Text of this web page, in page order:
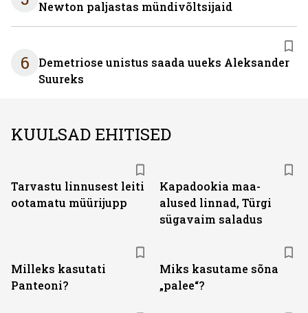
Newton paljastas mündivõltsijaid
6
Demetriose unistus saada uueks Aleksander
Suureks
KUULSAD EHITISED
Tarvastu linnusest leiti
ootamatu müürijupp
Kapadookia maa-
alused linnad, Türgi
sügavaim saladus
Milleks kasutati
Panteoni?
Miks kasutame sõna
„palee“?